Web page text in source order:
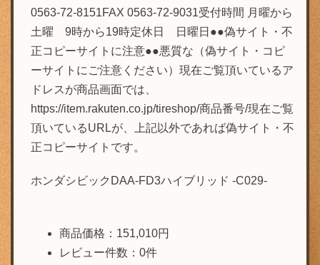
0563-72-8151FAX 0563-72-9031受付時間 月曜から
土曜 9時から19時定休日 日曜日●●偽サイト・不
正コピーサイトに注意●●悪質な（偽サイト・コピ
ーサイトにご注意ください）現在ご覧頂いているア
ドレスが商品画面では、
https://item.rakuten.co.jp/tireshop/商品番号/現在ご覧
頂いているURLが、上記以外であれば偽サイト・不
正コピーサイトです。
ホンダシビックDAA-FD3ハイブリッド -C029-
商品価格：151,010円
レビュー件数：0件